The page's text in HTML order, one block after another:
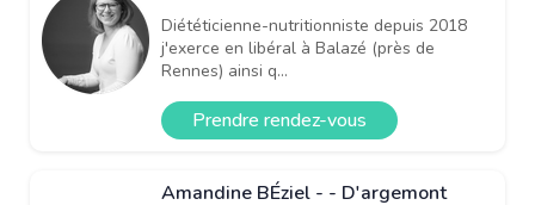
Diététicienne-nutritionniste depuis 2018
j'exerce en libéral à Balazé (près de
Rennes) ainsi q...
Prendre rendez-vous
Amandine BÉziel - - D'argemont